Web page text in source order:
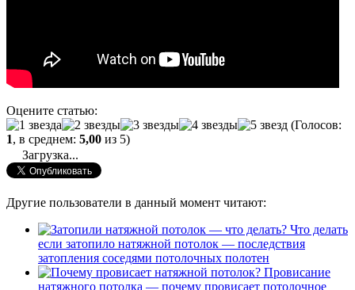
Оцените статью:
(Голосов:
1, в среднем: 5,00 из 5)
Загрузка...
Другие пользователи в данный момент читают:
Что делать
если затопило натяжной потолок — последствия
затопления соседями потолочных полотен
Провисание
натяжного потолка — почему провисает потолочное